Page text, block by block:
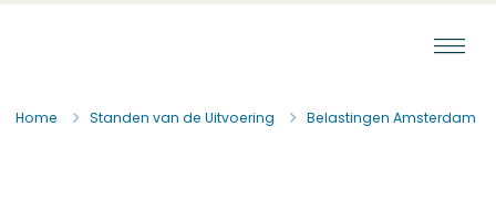
Home Standen van de Uitvoering Belastingen Amsterdam